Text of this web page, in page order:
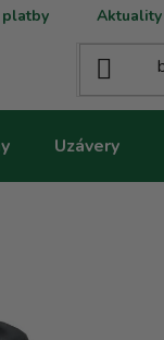
platby Aktuality
Uzávery